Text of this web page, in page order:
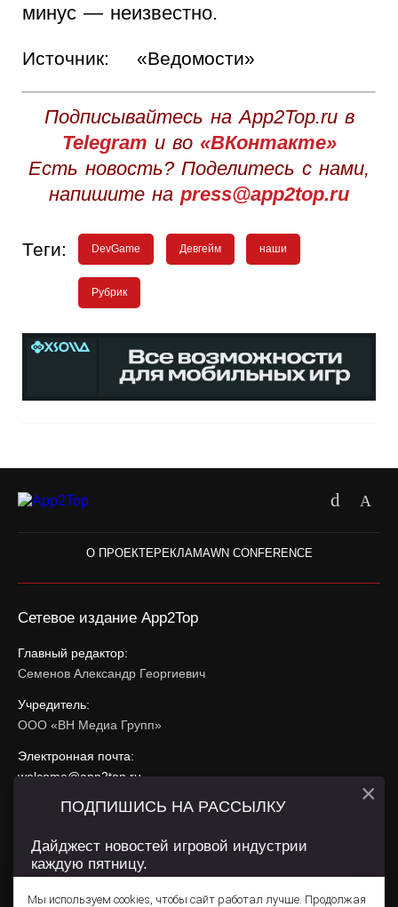
минус — неизвестно.
Источник: «Ведомости»
Подписывайтесь на App2Top.ru в
Telegram и во «ВКонтакте»
Есть новость? Поделитесь с нами,
напишите на press@app2top.ru
Теги: DevGame Девгейм наши
Рубрик
О ПРОЕКТЕРЕКЛАМАWN CONFERENCE
Сетевое издание App2Top
Главный редактор:
Семенов Александр Георгиевич
Учредитель:
ООО «ВН Медиа Групп»
Электронная почта:
welcome@app2top.ru
При использовании материалов активная ссылка на
Сайт использует IP адреса, cookie, данные геолокации
Мы используем cookies, чтобы сайт работал лучше. Продолжая
ПОДПИШИСЬ НА РАССЫЛКУ
Дайджест новостей игровой индустрии
каждую пятницу.
×